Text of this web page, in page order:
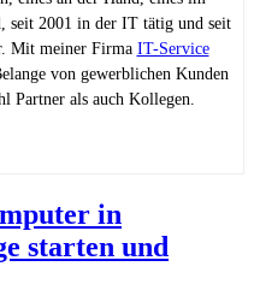
seit 2001 in der IT tätig und seit
Mit meiner Firma IT-Service
von gewerblichen Kunden
Partner als auch Kollegen.
in
starten und